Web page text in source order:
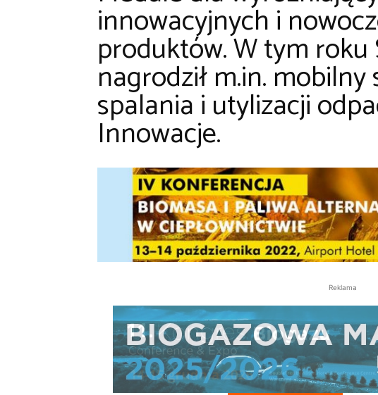
innowacyjnych i
produktów. W tym
nagrodził m.in.
spalania i utylizacji
Innowacje.
Reklama